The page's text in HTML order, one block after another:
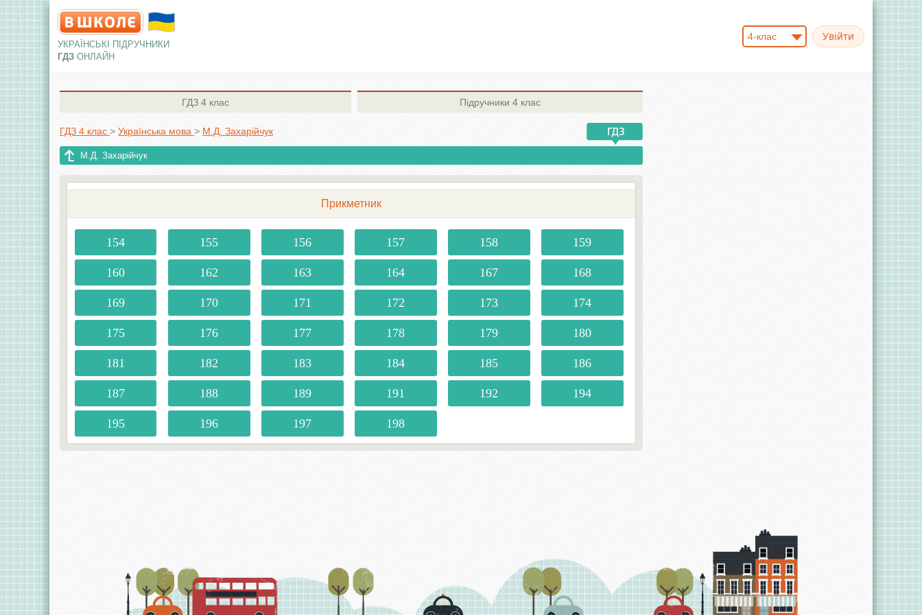
УКРАЇНСЬКІ ПІДРУЧНИКИ
ГДЗ ОНЛАЙН
4-клас
ГДЗ 4 клас Підручники 4 клас
ГДЗ 4 клас > Українська мова > М.Д. Захарійчук
М.Д. Захарійчук
Прикметник
154 155 156 157 158 159
160 162 163 164 167 168
169 170 171 172 173 174
175 176 177 178 179 180
181 182 183 184 185 186
187 188 189 191 192 194
195 196 197 198